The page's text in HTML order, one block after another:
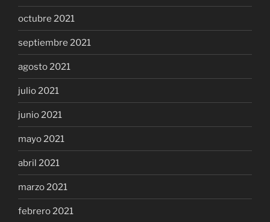
octubre 2021
septiembre 2021
agosto 2021
julio 2021
junio 2021
mayo 2021
abril 2021
marzo 2021
febrero 2021